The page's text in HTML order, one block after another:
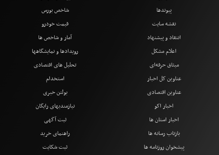
پیوندها
نقشه سایت
انتقاد و پیشنهاد
اعلام مشکل
میثاق حرفه‌ای
شاخص بورس
قیمت خودرو
آمار و شاخص ها
رویدادها و نمایشگاهها
تحلیل های اقتصادی
عناوین کل اخبار
عناوین اقتصادی
اخبار اکو
اخبار استان ها
بازتاب رسانه ها
پیشخوان روزنامه ها
استخدام
بولتن خبری
نیازمندیهای رایگان
ثبت آگهی
راهنمای خرید
ثبت شکایت